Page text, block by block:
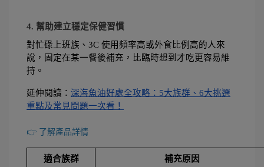
4. 幫助建立穩定保健習慣
對忙碌上班族、3C 使用頻率高或外食比例高的人來
說，固定在某一餐後補充，比臨時想到才吃更容易維
持。
延伸閱讀： 深海魚油好處全攻略：5大族群、6大挑選
重點及常見問題一次看！
👉 了解產品詳情
適合族群 補充原因